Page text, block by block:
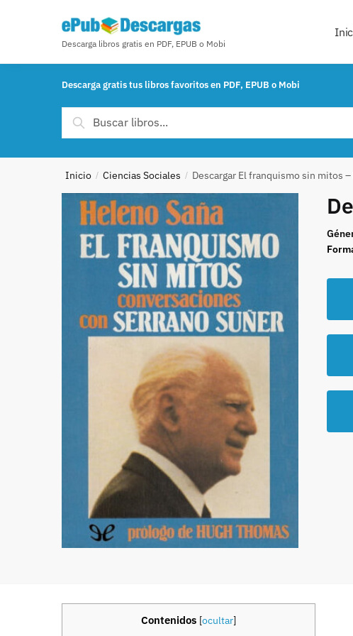
Descarga libros gratis en PDF, EPUB o Mobi
Descarga gratis tus libros favoritos en PDF, EPUB o Mobi
Buscar por:
Buscar
Inicio / Ciencias Sociales / Descargar El franquismo sin mitos
Contenidos [ocultar]